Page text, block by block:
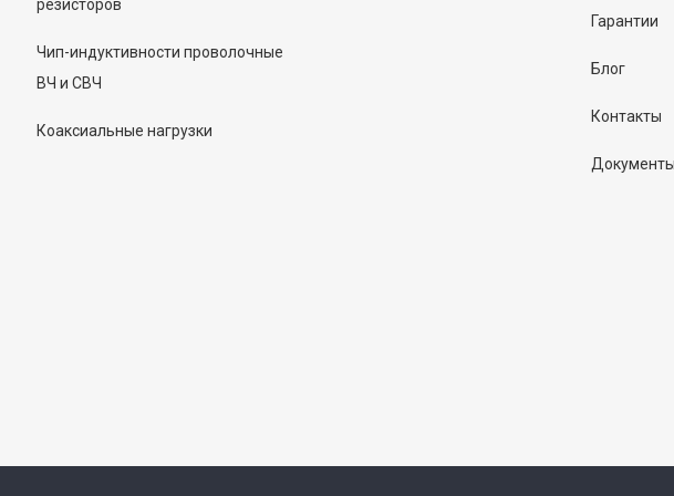
резисторов
Чип-индуктивности проволочные
ВЧ и СВЧ
Коаксиальные нагрузки
Гарантии
Блог
Контакты